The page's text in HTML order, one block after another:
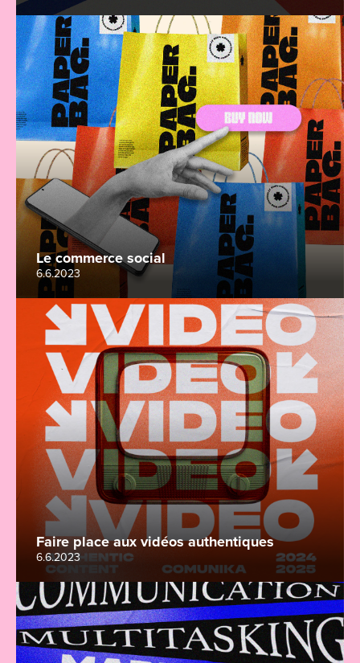
Le commerce social
6.6.2023
Faire place aux vidéos authentiques
6.6.2023